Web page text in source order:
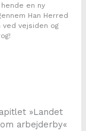
en ny
Han Herred
ved vejsiden og
»Landet
arbejderby«